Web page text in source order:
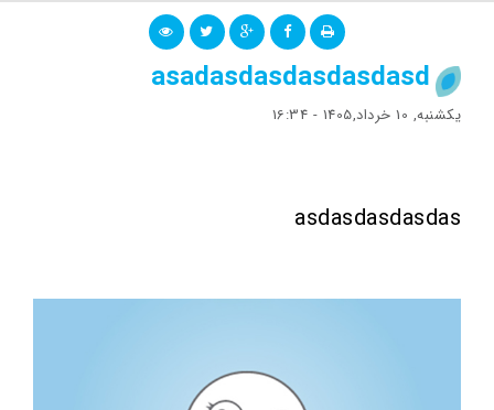
asadasdasdasdasdasd
یکشنبه, 10 خرداد,1405 - 16:34
asdasdasdasdas